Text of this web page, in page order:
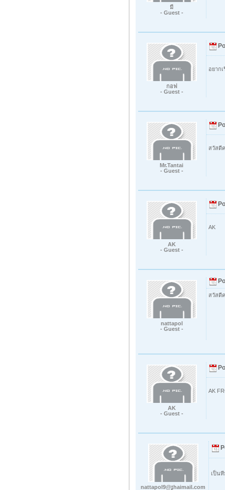
มี
- Guest -
กอฟ
- Guest -
อยาก
Mr.Tantai
- Guest -
สวัสดี
AK
- Guest -
AK
nattapol
- Guest -
สวัสดี
AK
- Guest -
AK
nattapol9@thaimail.com
เป็น